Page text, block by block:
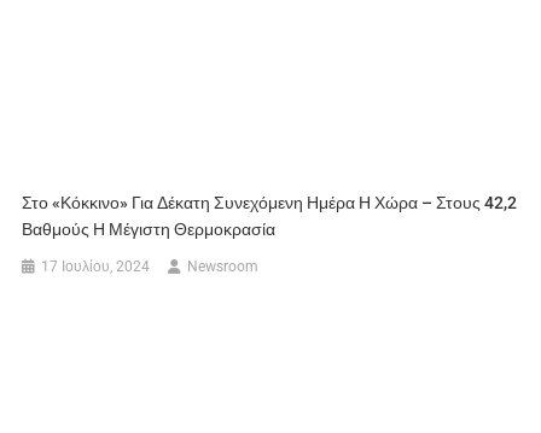
Στο «κόκκινο» Για Δέκατη Συνεχόμενη Ημέρα Η Χώρα – Στους 42,2
Βαθμούς Η Μέγιστη Θερμοκρασία
17 Ιουλίου, 2024 Newsroom